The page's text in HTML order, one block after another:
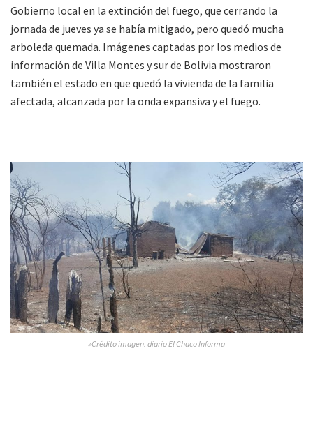
Gobierno local en la extinción del fuego, que cerrando la
jornada de jueves ya se había mitigado, pero quedó mucha
arboleda quemada. Imágenes captadas por los medios de
información de Villa Montes y sur de Bolivia mostraron
también el estado en que quedó la vivienda de la familia
afectada, alcanzada por la onda expansiva y el fuego.
»Crédito imagen: diario El Chaco Informa